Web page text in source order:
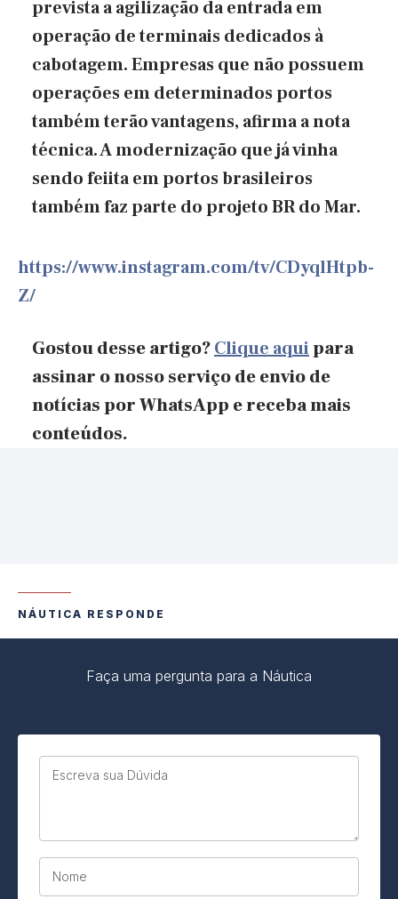
prevista a agilização da entrada em
operação de terminais dedicados à
cabotagem. Empresas que não possuem
operações em determinados portos
também terão vantagens, afirma a nota
técnica. A modernização que já vinha
sendo feiita em portos brasileiros
também faz parte do projeto BR do Mar.
https://www.instagram.com/tv/CDyqlHtpb-
Z/
Gostou desse artigo?Clique aquipara
assinar o nosso serviço de envio de
notícias por WhatsApp e receba mais
conteúdos.
NÁUTICA RESPONDE
Faça uma pergunta para a Náutica
Escreva sua Dúvida
Nome